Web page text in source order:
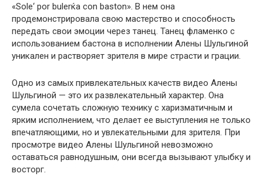
«Sole‘ por bulerќa con baston». В нем она
продемонстрировала свою мастерство и способность
передать свои эмоции через танец. Танец фламенко с
использованием бастона в исполнении Алены Шульгиной
уникален и растворяет зрителя в мире страсти и грации.
Одно из самых привлекательных качеств видео Алены
Шульгиной — это их развлекательный характер. Она
сумела сочетать сложную технику с харизматичным и
ярким исполнением, что делает ее выступления не только
впечатляющими, но и увлекательными для зрителя. При
просмотре видео Алены Шульгиной невозможно
оставаться равнодушным, они всегда вызывают улыбку и
восторг.